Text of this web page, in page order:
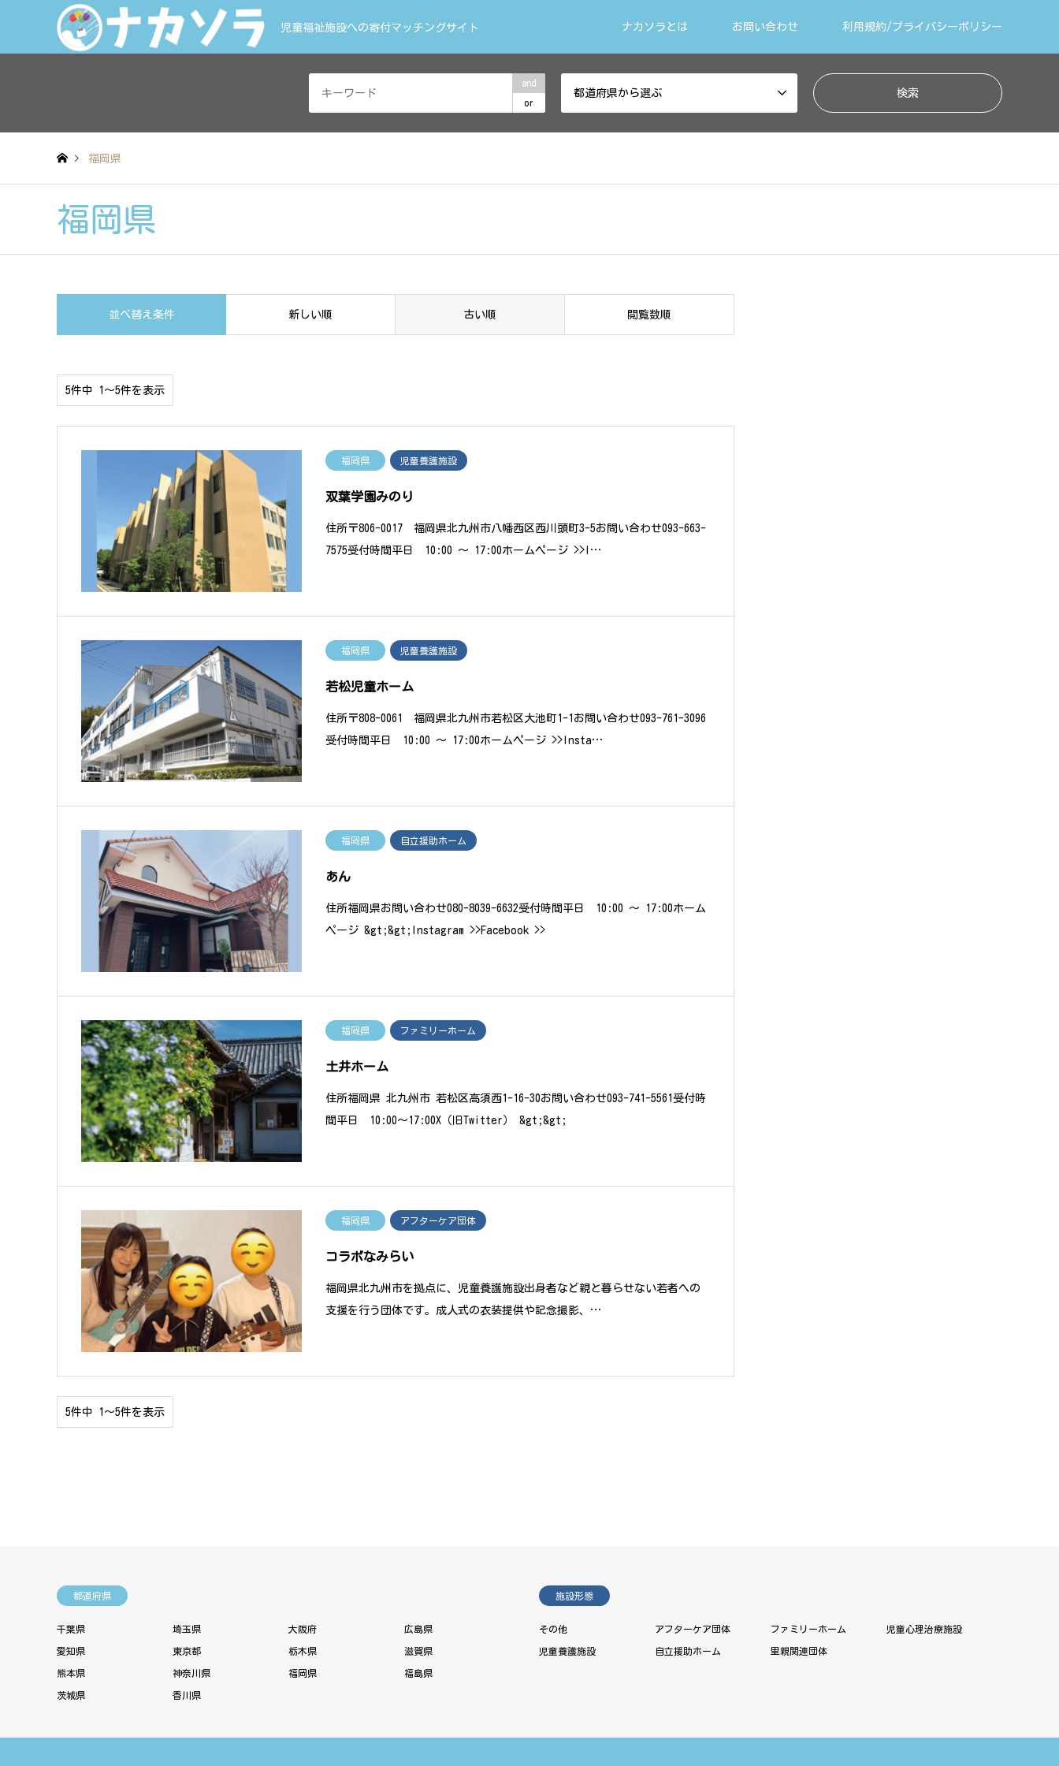
児童福祉施設への寄付マッチングサイト ナカソラとは お問い合わせ 利用規約/プライバシーポリシー
and
or
都道府県から選ぶ
福岡県
福岡県
並べ替え条件 新しい順 古い順 閲覧数順
5件中 1〜5件を表示
福岡県 児童養護施設
双葉学園みのり
住所〒806-0017 福岡県北九州市八幡西区西川頭町3-5お問い合わせ093-663-
7575受付時間平日 10:00 〜 17:00ホームページ >>I…
福岡県 児童養護施設
若松児童ホーム
住所〒808-0061 福岡県北九州市若松区大池町1-1お問い合わせ093-761-3096
受付時間平日 10:00 〜 17:00ホームページ >>Insta…
福岡県 自立援助ホーム
あん
住所福岡県お問い合わせ080-8039-6632受付時間平日 10:00 〜 17:00ホーム
ページ &gt;&gt;Instagram >>Facebook >>
福岡県 ファミリーホーム
土井ホーム
住所福岡県 北九州市 若松区高須西1-16-30お問い合わせ093-741-5561受付時
間平日 10:00〜17:00X（旧Twitter） &gt;&gt;
福岡県 アフターケア団体
コラボなみらい
福岡県北九州市を拠点に、児童養護施設出身者など親と暮らせない若者への
支援を行う団体です。成人式の衣装提供や記念撮影、…
5件中 1〜5件を表示
都道府県
千葉県 埼玉県 大阪府 広島県
愛知県 東京都 栃木県 滋賀県
熊本県 神奈川県 福岡県 福島県
茨城県 香川県
施設形態
その他 アフターケア団体 ファミリーホーム 児童心理治療施設
児童養護施設 自立援助ホーム 里親関連団体